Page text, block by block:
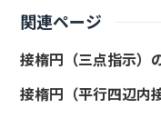
関連ページ
接楕円（三点指示）
接楕円（平行四辺内